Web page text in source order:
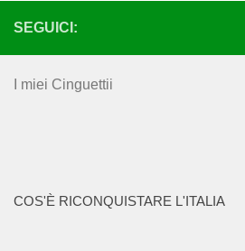
SEGUICI:
I miei Cinguettii
COS'È RICONQUISTARE L'ITALIA